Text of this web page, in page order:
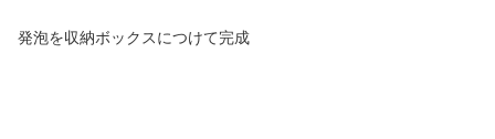
発泡を収納ボックスにつけて完成